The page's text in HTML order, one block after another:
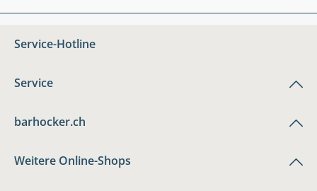
Service-Hotline
Service
barhocker.ch
Weitere Online-Shops